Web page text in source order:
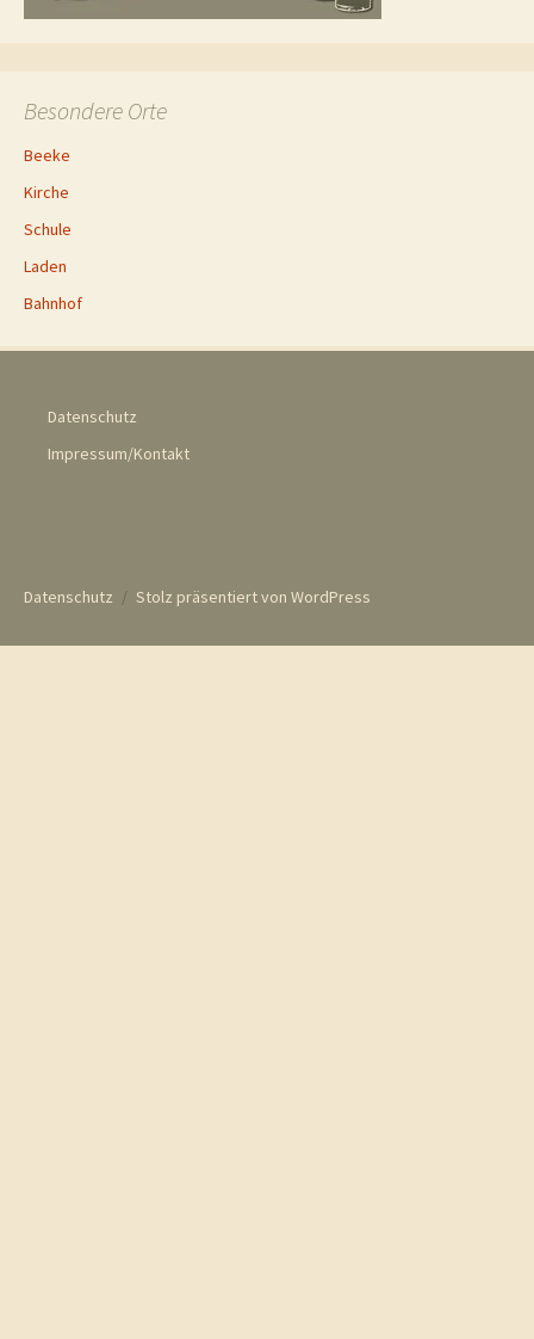
Besondere Orte
Beeke
Kirche
Schule
Laden
Bahnhof
Datenschutz
Impressum/Kontakt
Datenschutz Stolz präsentiert von WordPress